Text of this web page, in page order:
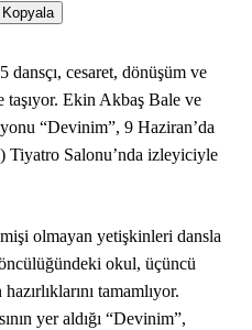
Kopyala
dansçı, cesaret, dönüşüm ve
taşıyor. Ekin Akbaş Bale ve
“Devinim”, 9 Haziran’da
Salonu’nda izleyiciyle
olmayan yetişkinleri dansla
okul, üçüncü
tamamlıyor.
yer aldığı “Devinim”,